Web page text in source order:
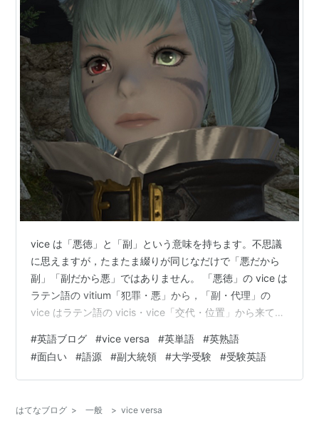
vice は「悪徳」と「副」という意味を持ちます。不思議
に思えますが，たまたま綴りが同じなだけで「悪だから
副」「副だから悪」ではありません。 「悪徳」の vice は
ラテン語の vitium「犯罪・悪」から，「副・代理」の
vice はラテン語の vicis・vice「交代・位置」から来てい
が，in place of N は「N の代わりに」という意味ですか
ら「代理・副」の意味になりえますね。 （１）
vice「悪，悪徳，悪行」→vicious「悪意ある，残忍な，
#英語ブログ #vice versa #英単語 #英熟語
#面白い #語源 #副大統領 #大学受験 #受験英語
はてなブログ > 一般 > vice versa